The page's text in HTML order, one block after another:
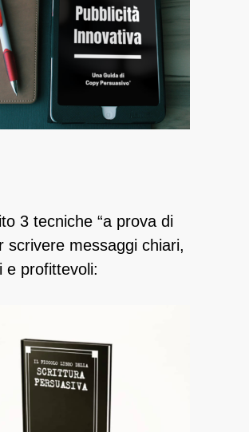
3 tecniche “a prova di
scrivere messaggi chiari,
e profittevoli: